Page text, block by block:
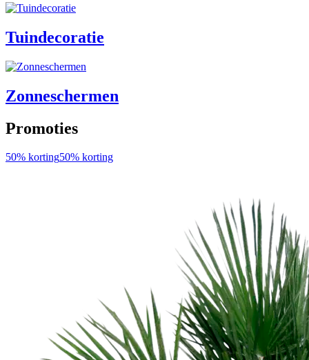
Tuindecoratie
Zonneschermen
Promoties
50% korting50% korting